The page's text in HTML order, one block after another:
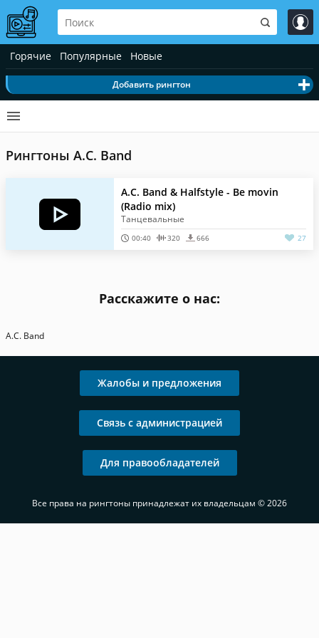
Горячие Популярные Новые
Добавить рингтон
Рингтоны A.C. Band
A.C. Band & Halfstyle - Be movin
(Radio mix)
Танцевальные
00:40 320 666 27
Расскажите о нас:
A.C. Band
Жалобы и предложения
Связь с администрацией
Для правообладателей
Все права на рингтоны принадлежат их владельцам © 2026